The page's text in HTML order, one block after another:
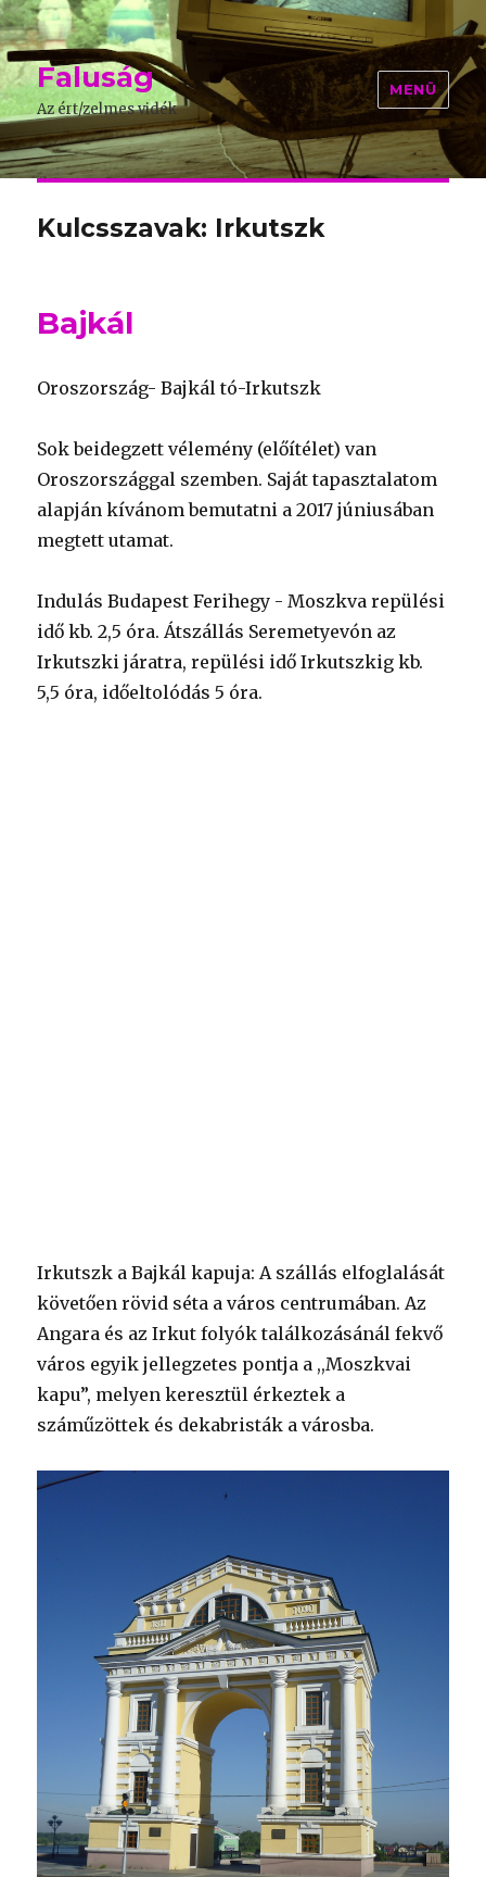
Faluság
Az ért/zelmes vidék
MENÜ
Kulcsszavak: Irkutszk
Bajkál
Oroszország- Bajkál tó-Irkutszk
Sok beidegzett vélemény (előítélet) van
Oroszországgal szemben. Saját tapasztalatom
alapján kívánom bemutatni a 2017 júniusában
megtett utamat.
Indulás Budapest Ferihegy - Moszkva repülési
idő kb. 2,5 óra. Átszállás Seremetyevón az
Irkutszki járatra, repülési idő Irkutszkig kb.
5,5 óra, időeltolódás 5 óra.
Irkutszk a Bajkál kapuja: A szállás elfoglalását
követően rövid séta a város centrumában. Az
Angara és az Irkut folyók találkozásánál fekvő
város egyik jellegzetes pontja a ,,Moszkvai
kapu”, melyen keresztül érkeztek a
száműzöttek és dekabristák a városba.